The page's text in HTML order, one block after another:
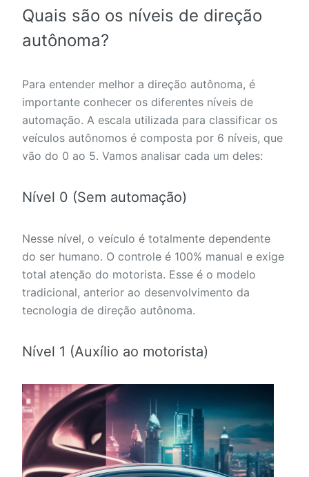
Quais são os níveis de direção
autônoma?
Para entender melhor a direção autônoma, é
importante conhecer os diferentes níveis de
automação. A escala utilizada para classificar os
veículos autônomos é composta por 6 níveis, que
vão do 0 ao 5. Vamos analisar cada um deles:
Nível 0 (Sem automação)
Nesse nível, o veículo é totalmente dependente
do ser humano. O controle é 100% manual e exige
total atenção do motorista. Esse é o modelo
tradicional, anterior ao desenvolvimento da
tecnologia de direção autônoma.
Nível 1 (Auxílio ao motorista)